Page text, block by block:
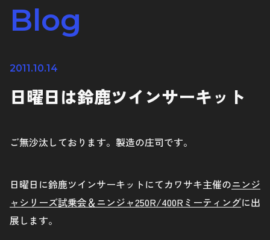
工業製品
Blog
2011.10.14
日曜日は鈴鹿ツインサーキット
ご無沙汰しております。製造の庄司です。
日曜日に鈴鹿ツインサーキットにてカワサキ主催のニンジ
ャシリーズ試乗会＆ニンジャ250R/400Rミーティングに出
展します。